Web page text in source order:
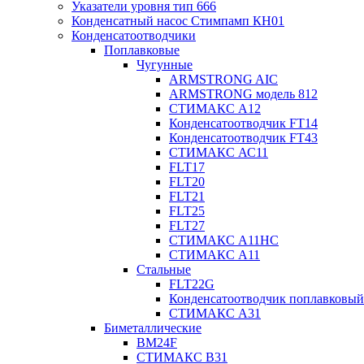
Указатели уровня тип 666
Конденсатный насос Стимпамп КН01
Конденсатоотводчики
Поплавковые
Чугунные
ARMSTRONG AIC
ARMSTRONG модель 812
СТИМАКС А12
Конденсатоотводчик FT14
Конденсатоотводчик FT43
СТИМАКС АС11
FLT17
FLT20
FLT21
FLT25
FLT27
СТИМАКС А11HC
СТИМАКС А11
Стальные
FLT22G
Конденсатоотводчик
СТИМАКС А31
Биметаллические
BM24F
СТИМАКС B31